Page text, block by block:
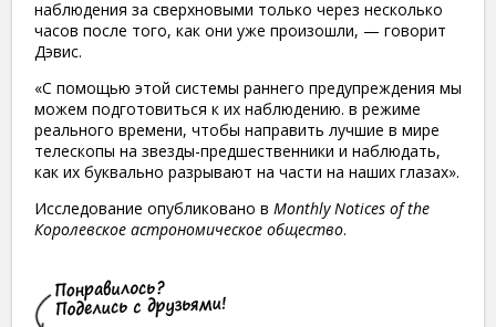
наблюдения за сверхновыми только через несколько
часов после того, как они уже произошли, — говорит
Дэвис.
«С помощью этой системы раннего предупреждения мы
можем подготовиться к их наблюдению. в режиме
реального времени, чтобы направить лучшие в мире
телескопы на звезды-предшественники и наблюдать,
как их буквально разрывают на части на наших глазах».
Исследование опубликовано в Monthly Notices of the
Королевское астрономическое общество.